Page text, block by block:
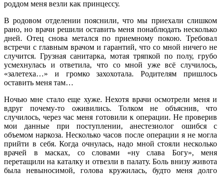
роддом меня везли как принцессу.
В родовом отделении пояснили, что мы приехали слишком
рано, но врачи решили оставить меня понаблюдать несколько
дней. Отец снова метался по приемному покою. Требовал
встречи с главным врачом и гарантий, что со мной ничего не
случится. Грузная санитарка, мотая тряпкой по полу, грубо
усмехнулась и ответила, что со мной уже всё случилось,
«залетеха…» и громко захохотала. Родителям пришлось
оставить меня там…
Ночью мне стало еще хуже. Нехотя врачи осмотрели меня и
вдруг почему-то оживились. Толком не объяснив, что
случилось, через час меня готовили к операции. Не проверив
мои данные при поступлении, анестезиолог ошибся с
объемом наркоза. Несколько часов после операции я не могла
прийти в себя. Когда очнулась, надо мной стояли несколько
врачей в масках, со словами «ну слава Богу», меня
перетащили на каталку и отвезли в палату. Боль внизу живота
была невыносимой, голова кружилась, будто меня долго